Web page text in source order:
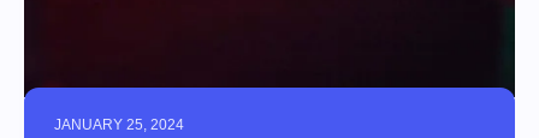
JANUARY 25, 2024